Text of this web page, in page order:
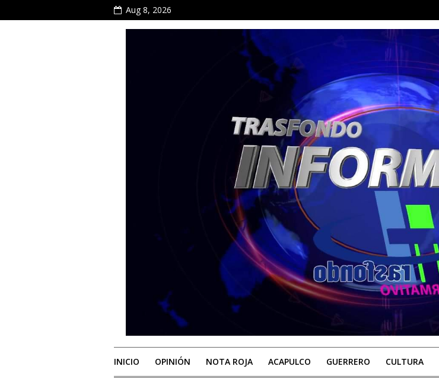
Aug 8, 2026
INICIO OPINIÓN NOTA ROJA ACAPULCO GUERRERO CULTURA